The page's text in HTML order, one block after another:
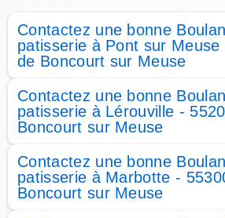
Contactez une bonne
patisserie à Pont sur
de Boncourt sur Meuse
Contactez une bonne
patisserie à Lérouville -
Boncourt sur Meuse
Contactez une bonne
patisserie à Marbotte -
Boncourt sur Meuse